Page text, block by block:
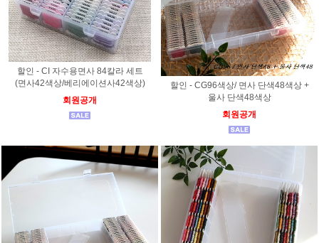
할인 - CI 자수용면사 84칼라 세트
(면사42색상/베리에이션사42색상)
회원공개
할인 - CG96색상/ 면사 단색48색상 +
울사 단색48색상
회원공개